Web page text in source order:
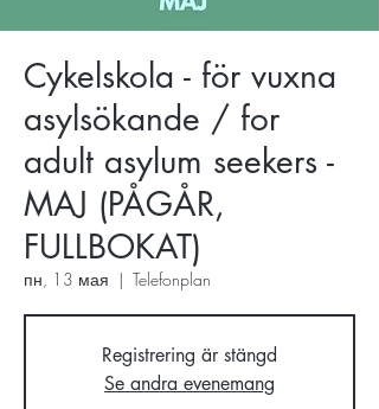
Cykelskola - för vuxna
asylsökande / for
adult asylum seekers -
MAJ (PÅGÅR,
FULLBOKAT)
пн, 13 мая
  |
Telefonplan
Registrering är stängd
Se andra evenemang